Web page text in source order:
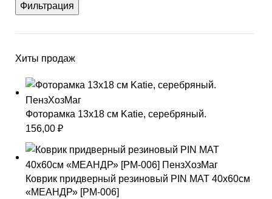
Фильтрация
Хиты продаж
Фоторамка 13х18 см Katie, серебряный.
156,00 ₽
Коврик придверный резиновый PIN MAT 40х60см
«МЕАНДР» [PM-006]